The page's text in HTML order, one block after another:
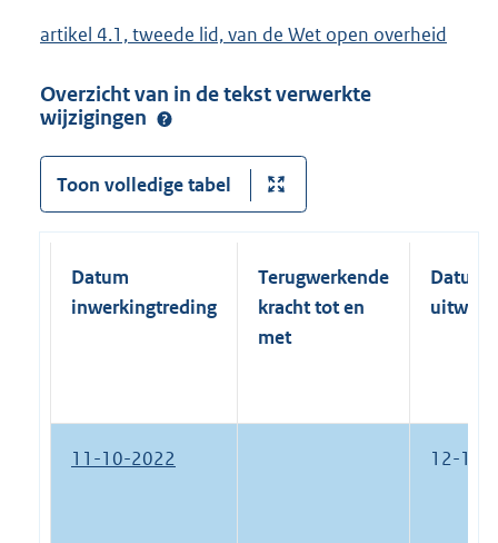
artikel 4.1, tweede lid, van de Wet open overheid
Overzicht van in de tekst verwerkte
wijzigingen
Toon volledige tabel
Datum
inwerkingtreding
Terugwerkende
kracht tot en
met
Datum
11-10-2022 12-10-